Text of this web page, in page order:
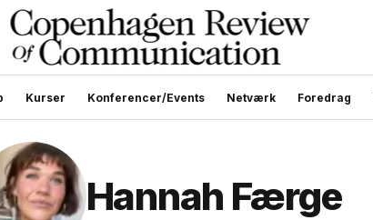
Kurser Konferencer/Events Netværk Foredrag
Hannah Færge